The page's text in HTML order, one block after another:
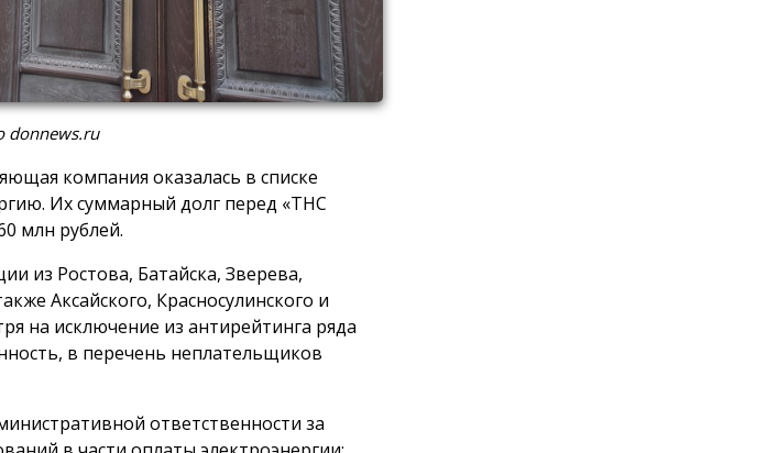
donnews.ru
компания оказалась в списке
Их суммарный долг перед «ТНС
млн рублей.
из Ростова, Батайска, Зверева,
Аксайского, Красносулинского и
на исключение из антирейтинга ряда
в перечень неплательщиков
ответственности за